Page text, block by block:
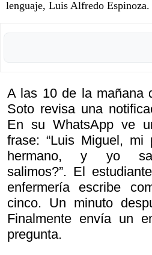
lenguaje, Luis Alfredo Espinoza.
A las 10 de la mañana
Soto revisa una
En su WhatsApp ve
frase: “Luis Miguel, mi
hermano, y yo
salimos?”. El
enfermería escribe
cinco. Un minuto
Finalmente envía un
pregunta.